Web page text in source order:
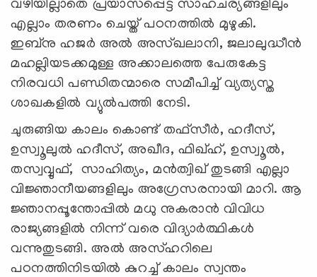
വഴിയില്ലാതെ പ്രയാസപ്പെട്ട സാഹചര്യങ്ങളിലും
എല്ലാം തരണം ചെയ്ത് പഠനത്തിൽ മുഴുകി.
ഇബ്നു ഹജർ അൽ അസ്ഖലാനി, ജലാലുദ്ധീൻ
മഹല്ലിയടക്കമുള്ള അക്കാലത്തെ പേരുകേട്ട
നിരവധി പണ്ഡിതന്മാരെ സമീപിച്ച് വ്യത്യസ്ത
ശാഖകളിൽ വ്യുൽപത്തി നേടി.
ചുരുങ്ങിയ കാലം കൊണ്ട് തഫ്സീർ, ഹദീസ്,
ഉസ്വൂലുൽ ഹദീസ്, അഖീദ, ഫിഖ്ഹ്, ഉസ്വൂൽ,
തസ്വവ്വുഫ്, സാഹിത്യം, മൻത്വിഖ് തുടങ്ങി എല്ലാ
വിജ്ഞാനീയങ്ങളിലും അഗ്രേസരനായി മാറി. ആ
ജ്ഞാനപ്പൂന്തോപ്പിൽ മധു നുകരാൻ വിവിധ
രാജ്യങ്ങളിൽ നിന്ന് വരെ വിദ്യാർത്ഥികൾ
വന്നുതുടങ്ങി. അൽ അസ്ഹറിലെ
പഠനത്തിനിടയിൽ കുറച്ച് കാലം സ്വന്തം